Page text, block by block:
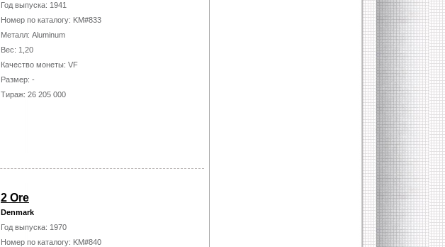
Год выпуска: 1941
Номер по каталогу: KM#833
Металл: Aluminum
Вес: 1,20
Качество монеты: VF
Размер: -
Тираж: 26 205 000
2 Ore
Denmark
Год выпуска: 1970
Номер по каталогу: KM#840